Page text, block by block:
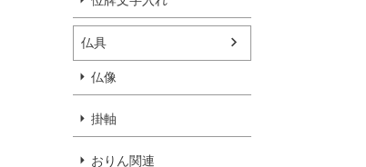
仏具
仏像
掛軸
おりん関連